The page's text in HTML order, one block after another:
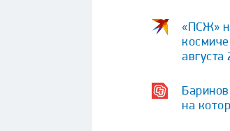
«ПСЖ»
августа
на